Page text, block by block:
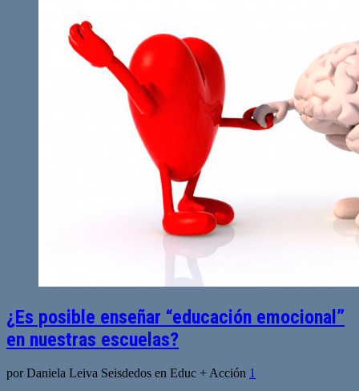
¿Es posible enseñar “educación emocional”
en nuestras escuelas?
por Daniela Leiva Seisdedos en Educ + Acción 1